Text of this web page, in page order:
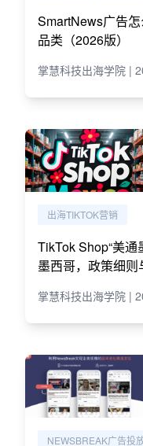
SmartNews广告
品类（2026版）
掌慧科技出海学院 |
出海TIKTOK营销
TikTok Shop“美
墨西哥，政策细则
掌慧科技出海学院 |
NEWSBREAK广告投